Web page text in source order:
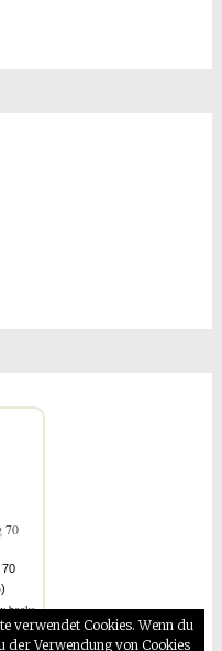
70
70
books
verwendet Cookies. Wenn du
der Verwendung von Cookies